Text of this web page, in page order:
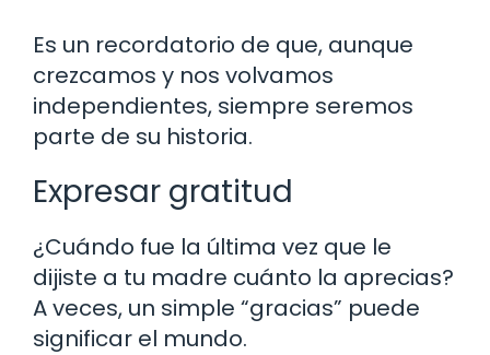
Es un recordatorio de que, aunque
crezcamos y nos volvamos
independientes, siempre seremos
parte de su historia.
Expresar gratitud
¿Cuándo fue la última vez que le
dijiste a tu madre cuánto la aprecias?
A veces, un simple “gracias” puede
significar el mundo.